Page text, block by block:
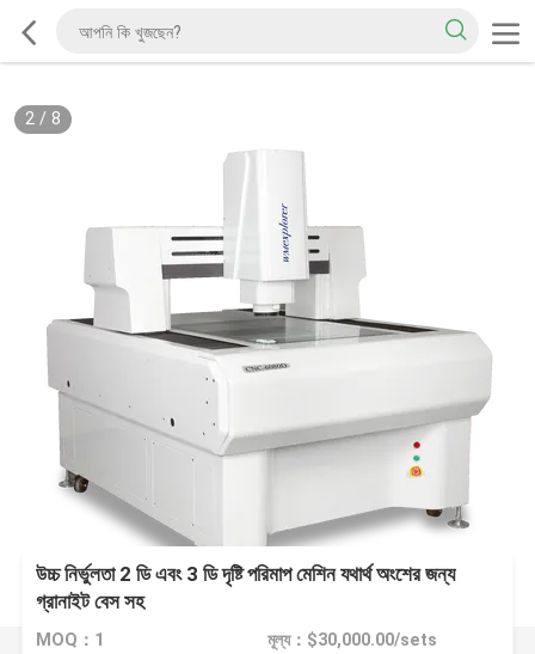
2/ 8
উচ্চ নির্ভুলতা 2 ডি এবং 3 ডি দৃষ্টি পরিমাপ মেশিন যথার্থ অংশের জন্য
গ্রানাইট বেস সহ
MOQ：1 মূল্য：$30,000.00/sets